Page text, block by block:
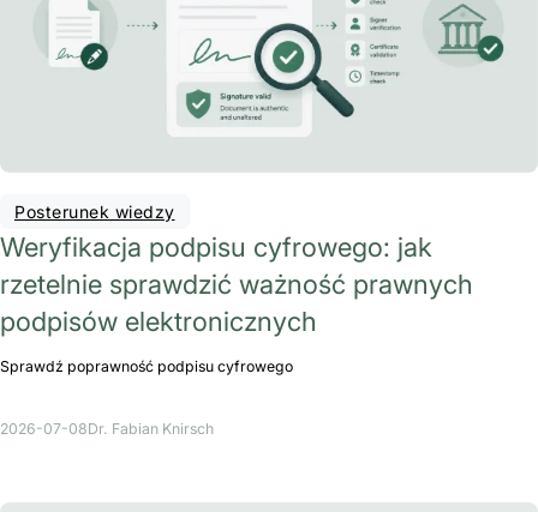
Posterunek wiedzy
Weryfikacja podpisu cyfrowego: jak
rzetelnie sprawdzić ważność prawnych
podpisów elektronicznych
Sprawdź poprawność podpisu cyfrowego
2026-07-08Dr. Fabian Knirsch